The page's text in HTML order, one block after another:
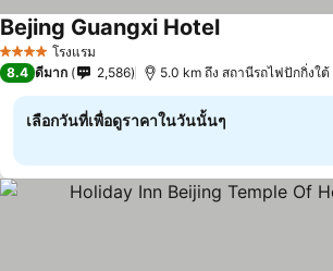
4 ดาว โรงแรม
Bejing Guangxi Hotelดูราคา
8.4 ดีมาก 2,586 5.0 km ถึง สถานีรถไฟปักกิ่งใต้
เลือกวันที่เพื่อดูราคาในวันนั้นๆ